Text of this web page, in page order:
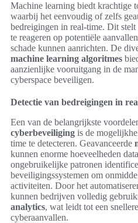
Machine learning biedt krachtige
waarbij het eenvoudig of zelfs
bedreigingen in real-time. Dit
te reageren op potentiële
schade kunnen aanrichten. De
machine learning algoritmes
aanzienlijke vooruitgang in de
cyberspace beveiligen.
Detectie van bedreigingen in
Een van de belangrijkste
cyberbeveiliging is de
time te detecteren. Geavanceerde
kunnen enorme hoeveelheden
ongebruikelijke patronen
beveiligingssystemen om
activiteiten. Door het
kunnen bedrijven volledig
analytics, wat leidt tot een
cyberaanvallen.